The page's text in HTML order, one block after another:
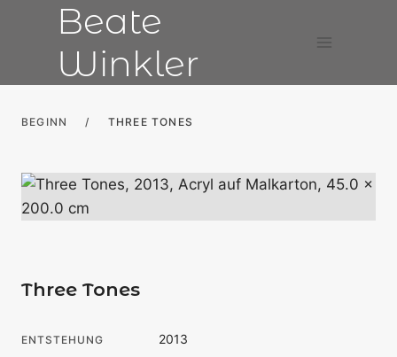
Beate
Winkler
BEGINN / THREE TONES
Three Tones
ENTSTEHUNG 2013